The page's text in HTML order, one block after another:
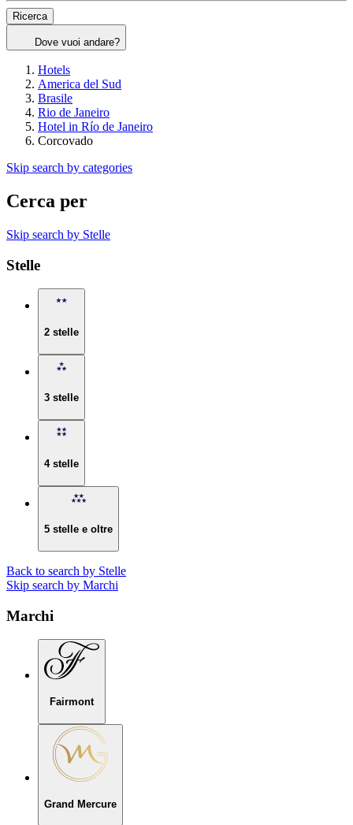
Ricerca
Dove vuoi andare?
Hotels
America del Sud
Brasile
Rio de Janeiro
Hotel in Río de Janeiro
Corcovado
Skip search by categories
Cerca per
Skip search by Stelle
Stelle
2 stelle
3 stelle
4 stelle
5 stelle e oltre
Back to search by Stelle
Skip search by Marchi
Marchi
Fairmont
Grand Mercure